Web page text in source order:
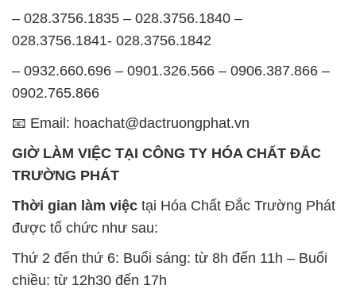
– 028.3756.1835 – 028.3756.1840 –
028.3756.1841- 028.3756.1842
– 0932.660.696 – 0901.326.566 – 0906.387.866 –
0902.765.866
📧 Email: hoachat@dactruongphat.vn
GIỜ LÀM VIỆC TẠI CÔNG TY HÓA CHẤT ĐẮC
TRƯỜNG PHÁT
Thời gian làm việc tại Hóa Chất Đắc Trường Phát
được tổ chức như sau:
Thứ 2 đến thứ 6: Buổi sáng: từ 8h đến 11h – Buổi
chiều: từ 12h30 đến 17h